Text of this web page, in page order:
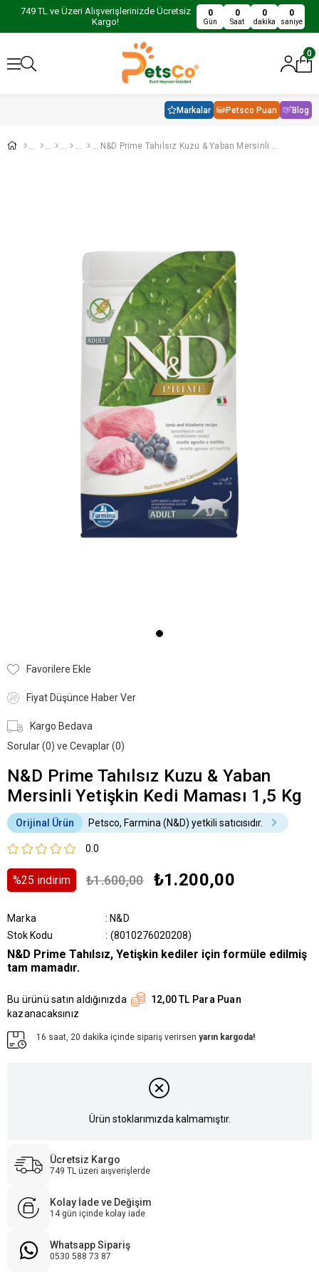
749 TL ve Üzeri Alışverişlerinizde Ücretsiz
Kargo!
0
Gün
0
Saat
0
dakika
0
saniye
0
Markalar Petsco Puan Blog
N&D Prime Tahılsız Kuzu & Yaban Mersinli Yetişkin Kedi Maması 1,5 Kg
Favorilere Ekle
Fiyat Düşünce Haber Ver
Kargo Bedava
Sorular (0) ve Cevaplar (0)
N&D Prime Tahılsız Kuzu & Yaban
Mersinli Yetişkin Kedi Maması 1,5 Kg
Orijinal Ürün Petsco, Farmina (N&D) yetkili satıcısıdır.
0.0
%25 i̇ndirim ₺1.600,00 ₺1.200,00
Marka : N&D
Stok Kodu
(8010276020208)
N&D Prime Tahılsız, Yetişkin kediler için formüle edilmiş
tam mamadır.​​
Bu ürünü satın aldığınızda
12,00 TL Para Puan
kazanacaksınız
16 saat, 20 dakika içinde sipariş verirsen yarın kargoda!
Ürün stoklarımızda kalmamıştır.
Ücretsiz Kargo
749 TL üzeri aışverişlerde
Kolay İade ve Değişim
14 gün içinde kolay iade
Whatsapp Sipariş
0530 588 73 87